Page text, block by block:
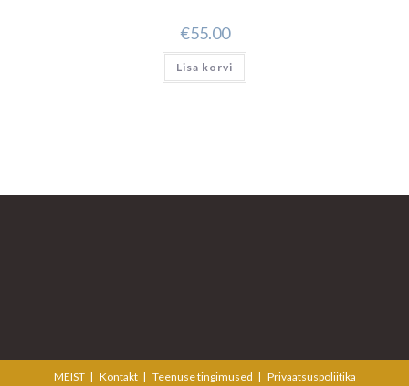
€55.00
Lisa korvi
MEIST Kontakt Teenuse tingimused Privaatsuspoliitika